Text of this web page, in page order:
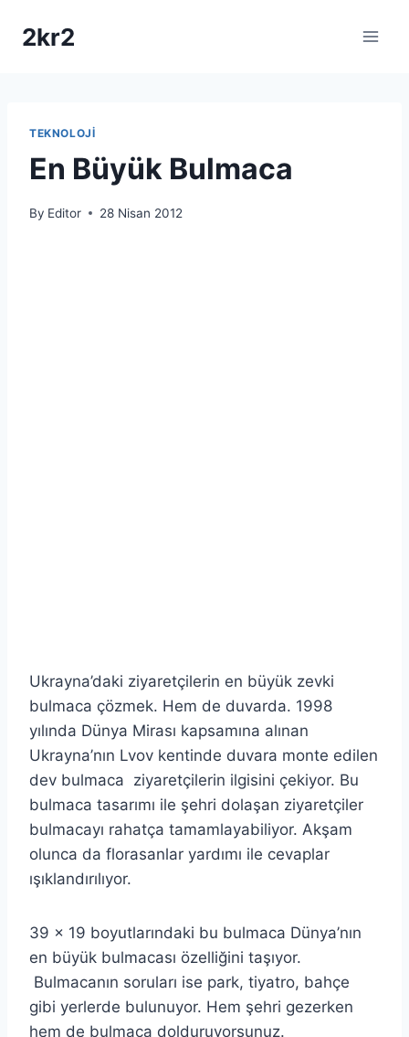
2kr2
TEKNOLOJI
En Büyük Bulmaca
By Editor 28 Nisan 2012
Ukrayna’daki ziyaretçilerin en büyük zevki
bulmaca çözmek. Hem de duvarda. 1998
yılında Dünya Mirası kapsamına alınan
Ukrayna’nın Lvov kentinde duvara monte edilen
dev bulmaca ziyaretçilerin ilgisini çekiyor. Bu
bulmaca tasarımı ile şehri dolaşan ziyaretçiler
bulmacayı rahatça tamamlayabiliyor. Akşam
olunca da florasanlar yardımı ile cevaplar
ışıklandırılıyor.
39 x 19 boyutlarındaki bu bulmaca Dünya’nın
en büyük bulmacası özelliğini taşıyor.
Bulmacanın soruları ise park, tiyatro, bahçe
gibi yerlerde bulunuyor. Hem şehri gezerken
hem de bulmaca dolduruyorsunuz.